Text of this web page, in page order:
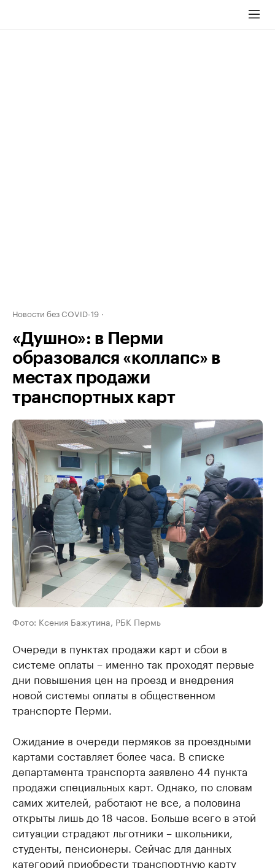
Новости без COVID-19
«Душно»: в Перми
образовался «коллапс» в
местах продажи
транспортных карт
Фото: Ксения Бажутина, РБК Пермь
Очереди в пунктах продажи карт и сбои в
системе оплаты – именно так проходят первые
дни повышения цен на проезд и внедрения
новой системы оплаты в общественном
транспорте Перми.
Ожидание в очереди пермяков за проездными
картами составляет более часа. В списке
департамента транспорта заявлено 44 пункта
продажи специальных карт. Однако, по словам
самих жителей, работают не все, а половина
открыты лишь до 18 часов. Больше всего в этой
ситуации страдают льготники – школьники,
студенты, пенсионеры. Сейчас для данных
категорий приобрести транспортную карту